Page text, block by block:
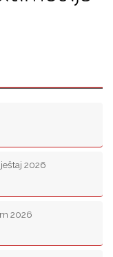
2026
2026